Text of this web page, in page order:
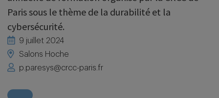
Paris sous le thème de la durabilité et la
cybersécurité.
9 juillet 2024
Salons Hoche
p.paresys@crcc-paris.fr